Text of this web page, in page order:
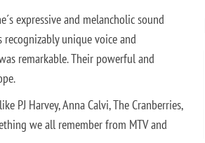
expressive and melancholic sound
unique voice and
remarkable. Their powerful and
PJ Harvey, Anna Calvi, The Cranberries,
we all remember from MTV and